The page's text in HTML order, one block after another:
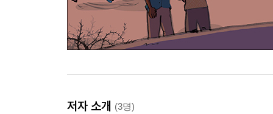
저자 소개 (3명)